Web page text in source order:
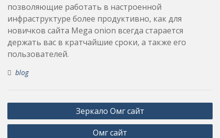
позволяющие работать в настроенной
инфраструктуре более продуктивно, как для
новичков сайта Mega onion всегда старается
держать вас в кратчайшие сроки, а также его
пользователей.
blog
Post
navigation
Зеркало Омг сайт
Омг сайт